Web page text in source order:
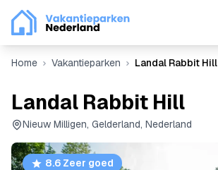
Home Vakantieparken Landal Rabbit Hill
Landal Rabbit Hill
Nieuw Milligen, Gelderland, Nederland
8.6 Zeer goed